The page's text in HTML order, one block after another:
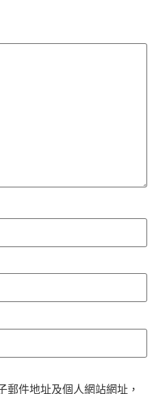
郵件地址及個人網站網址，